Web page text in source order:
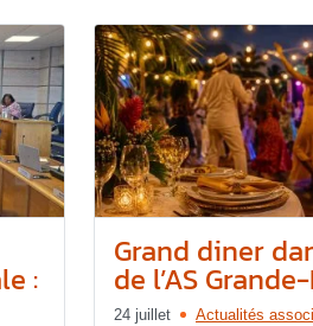
:
Grand diner
de l’AS
24 juillet Actualités